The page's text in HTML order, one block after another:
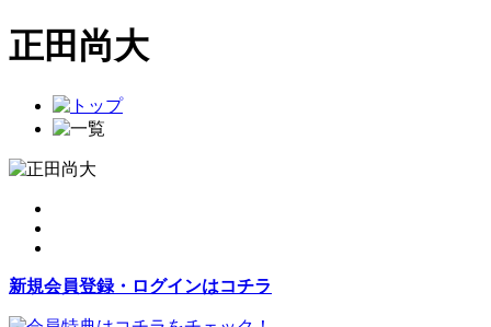
正田尚大
新規会員登録・ログインはコチラ